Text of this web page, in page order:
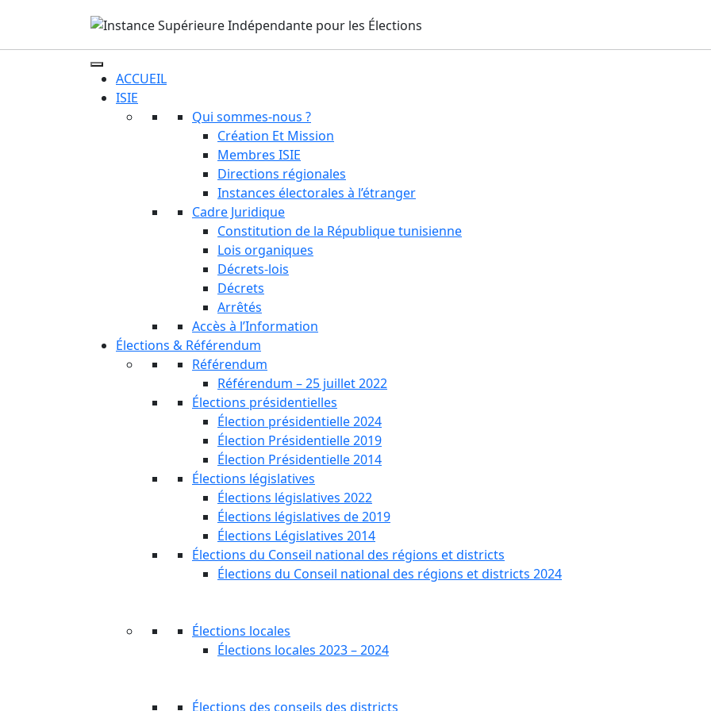
ACCUEIL
ISIE
Qui sommes-nous ?
Création Et Mission
Membres ISIE
Directions régionales
Instances électorales à l’étranger
Cadre Juridique
Constitution de la République tunisienne
Lois organiques
Décrets-lois
Décrets
Arrêtés
Accès à l’Information
Élections & Référendum
Référendum
Référendum – 25 juillet 2022
Élections présidentielles
Élection présidentielle 2024
Élection Présidentielle 2019
Élection Présidentielle 2014
Élections législatives
Élections législatives 2022
Élections législatives de 2019
Élections Législatives 2014
Élections du Conseil national des régions et districts
Élections du Conseil national des régions et districts 2024
Élections locales
Élections locales 2023 – 2024
Élections des conseils des districts